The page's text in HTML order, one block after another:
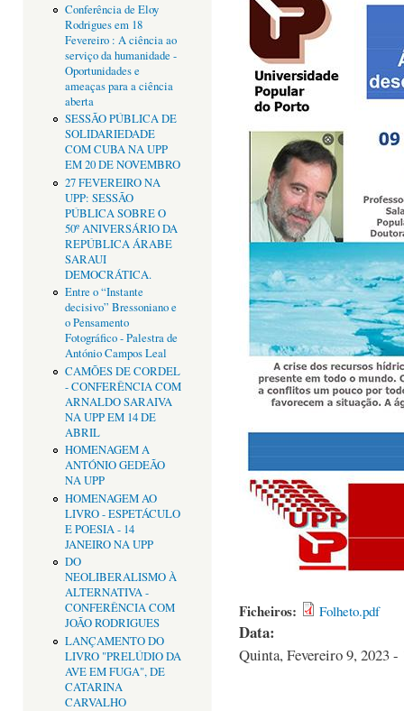
Conferência de Eloy
Rodrigues em 18
Fevereiro : A ciência ao
serviço da humanidade -
Oportunidades e
ameaças para a ciência
aberta
SESSÃO PÚBLICA DE
SOLIDARIEDADE
COM CUBA NA UPP
EM 20 DE NOVEMBRO
27 FEVEREIRO NA
UPP: SESSÃO
PÚBLICA SOBRE O
50º ANIVERSÁRIO DA
REPÚBLICA ÁRABE
SARAUI
DEMOCRÁTICA.
Entre o “Instante
decisivo” Bressoniano e
o Pensamento
Fotográfico - Palestra de
António Campos Leal
CAMÕES DE CORDEL
- CONFERÊNCIA COM
ARNALDO SARAIVA
NA UPP EM 14 DE
ABRIL
HOMENAGEM A
ANTÓNIO GEDEÃO
NA UPP
HOMENAGEM AO
LIVRO - ESPETÁCULO
E POESIA - 14
JANEIRO NA UPP
DO
NEOLIBERALISMO À
ALTERNATIVA -
CONFERÊNCIA COM
JOÃO RODRIGUES
LANÇAMENTO DO
LIVRO "PRELÚDIO DA
AVE EM FUGA", DE
CATARINA
CARVALHO
Ficheiros: Folheto.pdf
Data:
Quinta, Fevereiro 9, 2023 -